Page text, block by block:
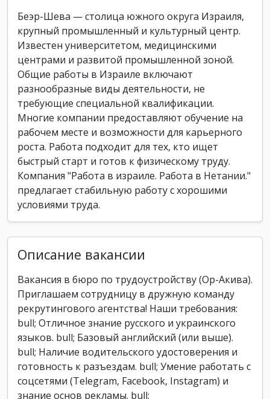
Беэр-Шева — столица южного округа Израиля,
крупный промышленный и культурный центр.
Известен университетом, медицинскими
центрами и развитой промышленной зоной.
Общие работы в Израиле включают
разнообразные виды деятельности, не
требующие специальной квалификации.
Многие компании предоставляют обучение на
рабочем месте и возможности для карьерного
роста. Работа подходит для тех, кто ищет
быстрый старт и готов к физическому труду.
Компания "Работа в израиле. Работа в Нетании."
предлагает стабильную работу с хорошими
условиями труда.
Описание вакансии
Вакансия в бюро по трудоустройству (Ор-Акива).
Приглашаем сотрудницу в дружную команду
рекрутингового агентства! Наши требования:
bull; Отличное знание русского и украинского
языков. bull; Базовый английский (или выше).
bull; Наличие водительского удостоверения и
готовность к разъездам. bull; Умение работать с
соцсетями (Telegram, Facebook, Instagram) и
знание основ рекламы. bull;